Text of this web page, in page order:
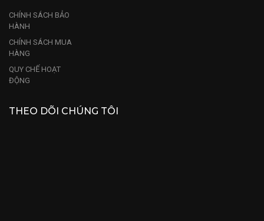
CHÍNH SÁCH BẢO
HÀNH
CHÍNH SÁCH MUA
HÀNG
QUY CHẾ HOẠT
ĐỘNG
THEO DÕI CHÚNG TÔI